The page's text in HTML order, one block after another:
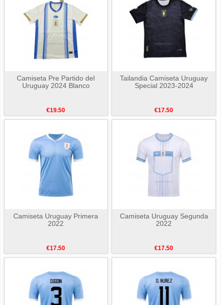
Camiseta Pre Partido del
Uruguay 2024 Blanco
€19.50
Tailandia Camiseta Uruguay
Special 2023-2024
€17.50
Camiseta Uruguay Primera
2022
€17.50
Camiseta Uruguay Segunda
2022
€17.50